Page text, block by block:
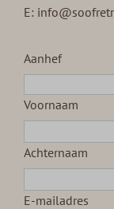
E:
Aanhef
Voornaam
Achternaam
E-mailadres